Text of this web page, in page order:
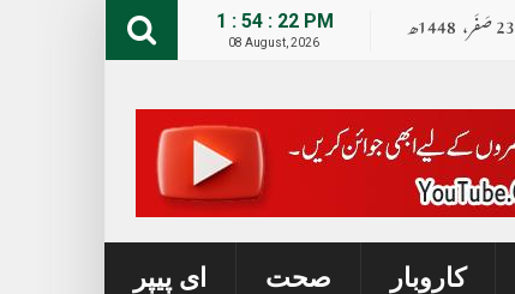
1 : 54 : 23 PM
08 August, 2026 23صــَــفــَــر،1448ھ
کاروبار صحت ای پیپر